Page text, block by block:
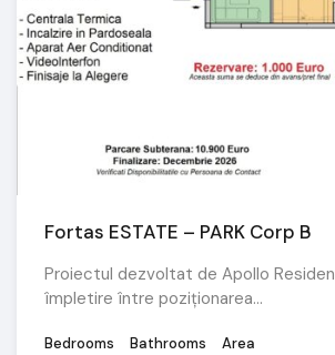
Fortas ESTATE – PARK Corp B
Proiectul dezvoltat de Apollo
împletire între poziționarea…
Bedrooms
Bathrooms
Area